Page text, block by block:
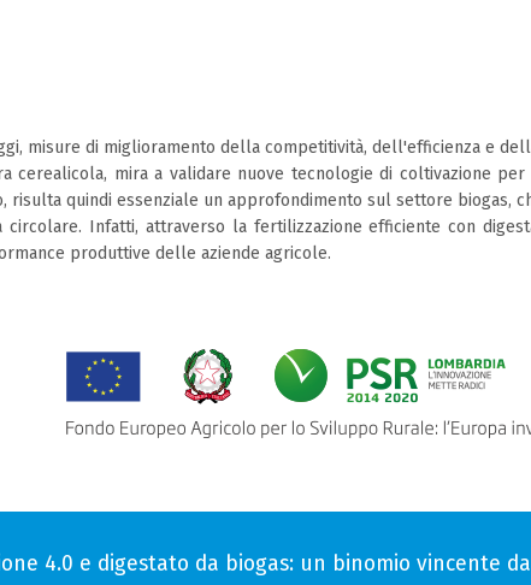
misure di miglioramento della competitività, dell'efficienza e
cerealicola, mira a validare nuove tecnologie di coltivazione
quindi essenziale un approfondimento sul settore biogas,
circolare. Infatti, attraverso la fertilizzazione efficiente con
produttive delle aziende agricole.
4.0 e digestato da biogas: un binomio vincente